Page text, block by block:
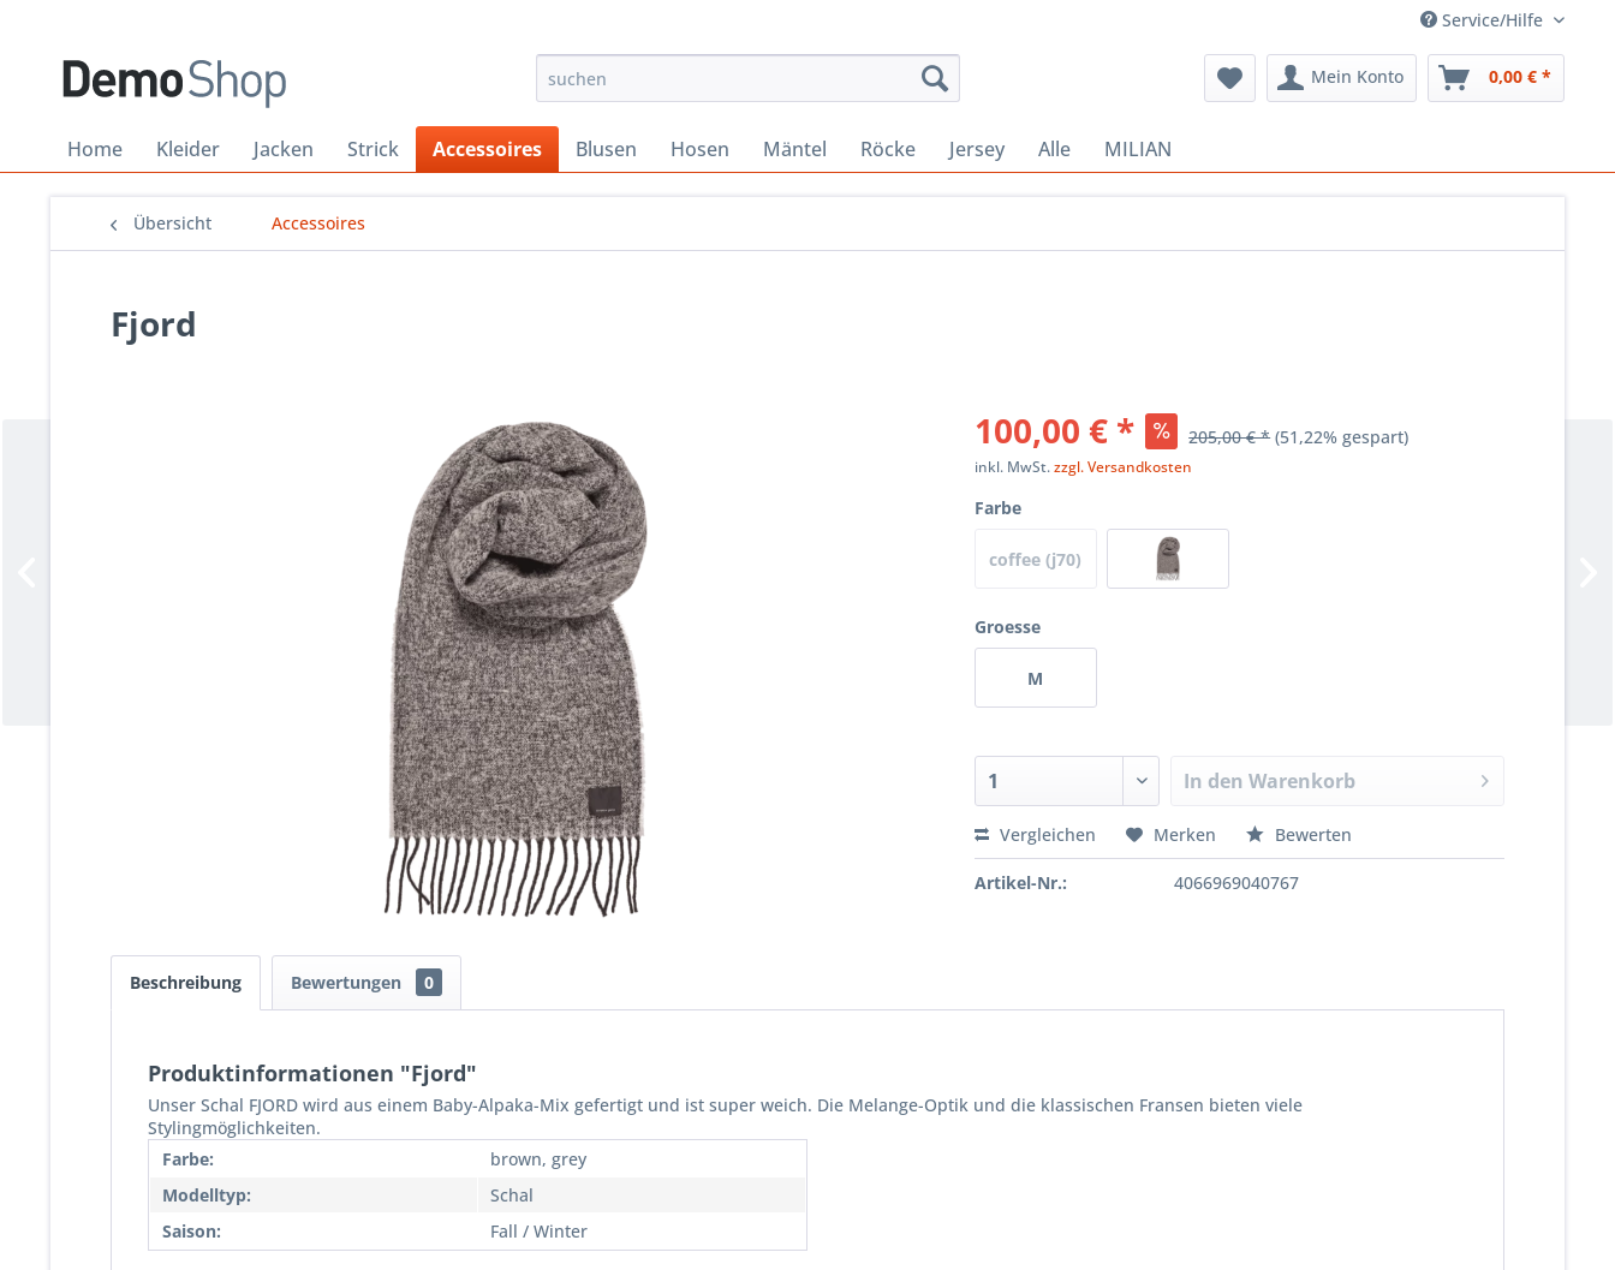
Service/Hilfe
Mein Konto 0,00 € *
Home Kleider Jacken Strick Accessoires Blusen Hosen Mäntel Röcke Jersey Alle MILIAN
Übersicht Accessoires
Fjord
100,00 € * 205,00 € * (51,22% gespart)
inkl. MwSt.zzgl. Versandkosten
Farbe
coffee (j70)
Groesse
M
In den Warenkorb
Vergleichen Merken Bewerten
Artikel-Nr.: 4066969040767
Beschreibung Bewertungen 0
Produktinformationen "Fjord"
Unser Schal FJORD wird aus einem Baby-Alpaka-Mix gefertigt und ist super weich. Die Melange-Optik und die klassischen Fransen bieten viele
Stylingmöglichkeiten.
Farbe:
brown, grey
Modelltyp:
Schal
Saison:
Fall / Winter